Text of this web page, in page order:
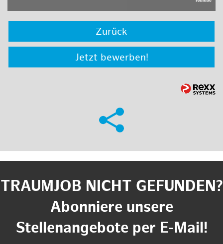
Zurück
Jetzt bewerben!
TRAUMJOB NICHT GEFUNDEN?
Abonniere unsere
Stellenangebote per E-Mail!